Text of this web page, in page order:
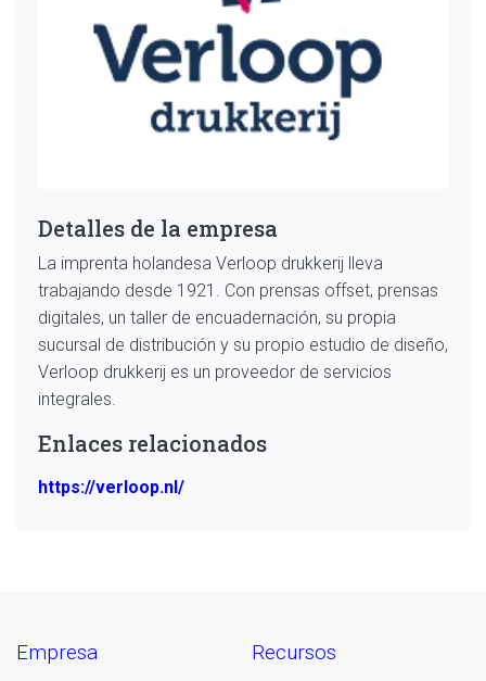
Detalles de la empresa
La imprenta holandesa Verloop drukkerij lleva
trabajando desde 1921. Con prensas offset, prensas
digitales, un taller de encuadernación, su propia
sucursal de distribución y su propio estudio de diseño,
Verloop drukkerij es un proveedor de servicios
integrales.
Enlaces relacionados
https://verloop.nl/
empresa recursos